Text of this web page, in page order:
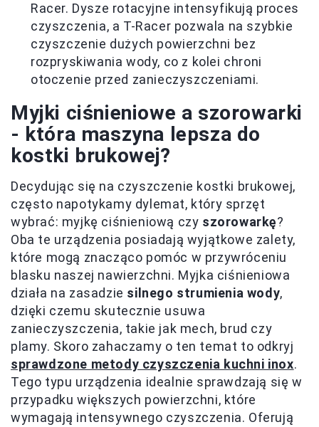
Racer. Dysze rotacyjne intensyfikują proces
czyszczenia, a T-Racer pozwala na szybkie
czyszczenie dużych powierzchni bez
rozpryskiwania wody, co z kolei chroni
otoczenie przed zanieczyszczeniami.
Myjki ciśnieniowe a szorowarki
- która maszyna lepsza do
kostki brukowej?
Decydując się na czyszczenie kostki brukowej,
często napotykamy dylemat, który sprzęt
wybrać: myjkę ciśnieniową czy szorowarkę?
Oba te urządzenia posiadają wyjątkowe zalety,
które mogą znacząco pomóc w przywróceniu
blasku naszej nawierzchni. Myjka ciśnieniowa
działa na zasadzie silnego strumienia wody,
dzięki czemu skutecznie usuwa
zanieczyszczenia, takie jak mech, brud czy
plamy. Skoro zahaczamy o ten temat to odkryj
sprawdzone metody czyszczenia kuchni inox.
Tego typu urządzenia idealnie sprawdzają się w
przypadku większych powierzchni, które
wymagają intensywnego czyszczenia. Oferują